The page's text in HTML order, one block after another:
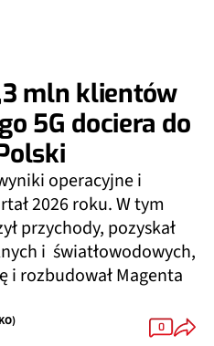
mln klientów
5G dociera do
operacyjne i
2026 roku. W tym
przychody, pozyskał
i światłowodowych,
i rozbudował Magenta
0